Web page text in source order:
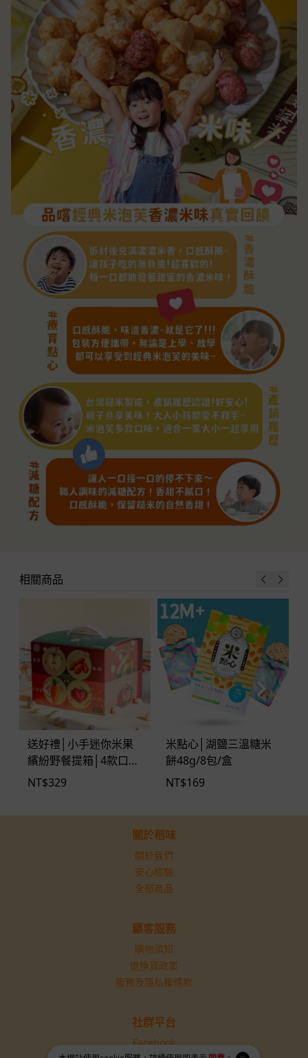
送好禮│小手迷你米果
繽紛野餐提箱│4款口味
12包入
NT$329
米點心│湖鹽三溫糖米
餅48g/8包/盒
NT$169
相關商品
關於稻味
關於我們
安心檢驗
全部商品
顧客服務
購物須知
退換貨政策
服務及隱私權條款
社群平台
Facebook